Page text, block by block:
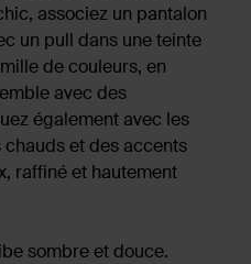
associez un pantalon
un pull dans une teinte
de couleurs, en
avec des
également avec les
et des accents
raffiné et hautement
sombre et douce.